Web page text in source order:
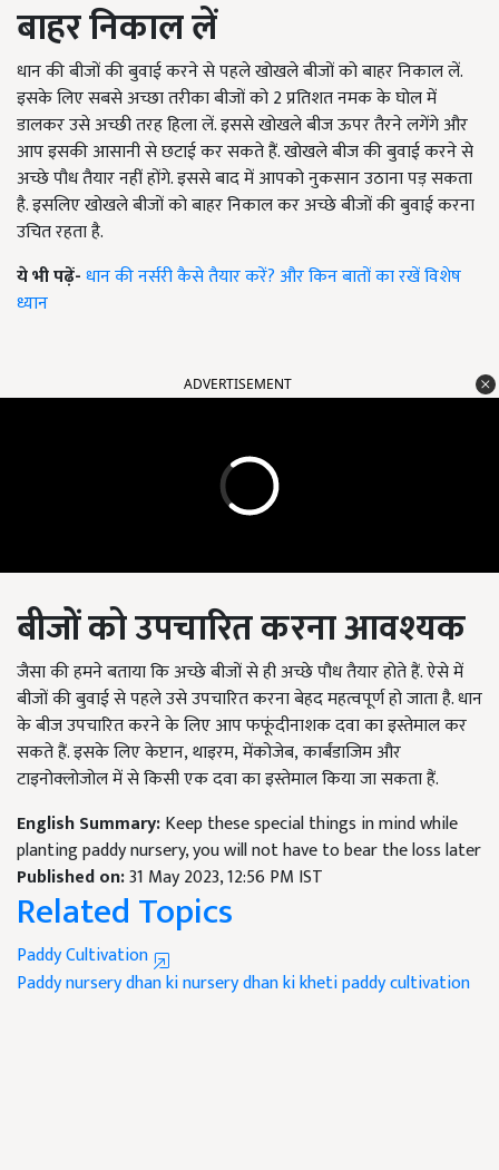
बाहर निकाल लें
धान की बीजों की बुवाई करने से पहले खोखले बीजों को बाहर निकाल लें.
इसके लिए सबसे अच्छा तरीका बीजों को 2 प्रतिशत नमक के घोल में
डालकर उसे अच्छी तरह हिला लें. इससे खोखले बीज ऊपर तैरने लगेंगे और
आप इसकी आसानी से छटाई कर सकते हैं. खोखले बीज की बुवाई करने से
अच्छे पौध तैयार नहीं होंगे. इससे बाद में आपको नुकसान उठाना पड़ सकता
है. इसलिए खोखले बीजों को बाहर निकाल कर अच्छे बीजों की बुवाई करना
उचित रहता है.
ये भी पढ़ें-धान की नर्सरी कैसे तैयार करें? और किन बातों का रखें विशेष
ध्यान
ADVERTISEMENT
बीजों को उपचारित करना आवश्यक
जैसा की हमने बताया कि अच्छे बीजों से ही अच्छे पौध तैयार होते हैं. ऐसे में
बीजों की बुवाई से पहले उसे उपचारित करना बेहद महत्वपूर्ण हो जाता है. धान
के बीज उपचारित करने के लिए आप फफूंदीनाशक दवा का इस्तेमाल कर
सकते हैं. इसके लिए केप्टान,थाइरम,मेंकोजेब,कार्बंडाजिम और
टाइनोक्लोजोल में से किसी एक दवा का इस्तेमाल किया जा सकता हैं.
English Summary:Keep these special things in mind while
planting paddy nursery, you will not have to bear the loss later
Published on:31 May 2023, 12:56 PM IST
Related Topics
Paddy Cultivation
Paddy nurserydhan ki nurserydhan ki khetipaddy cultivation